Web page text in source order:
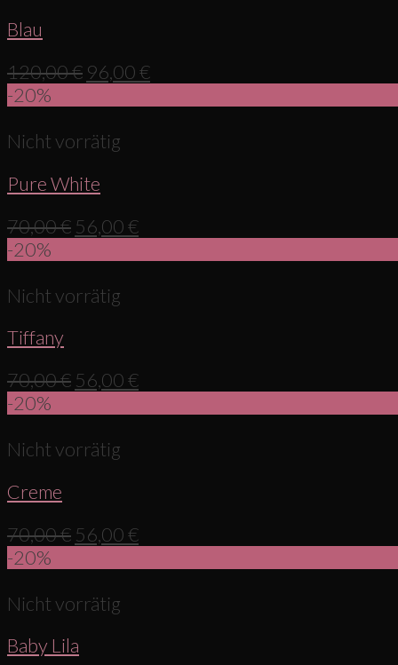
Blau
120,00€ 96,00€
-20%
Nicht vorrätig
Pure White
70,00€ 56,00€
-20%
Nicht vorrätig
Tiffany
70,00€ 56,00€
-20%
Nicht vorrätig
Creme
70,00€ 56,00€
-20%
Nicht vorrätig
Baby Lila